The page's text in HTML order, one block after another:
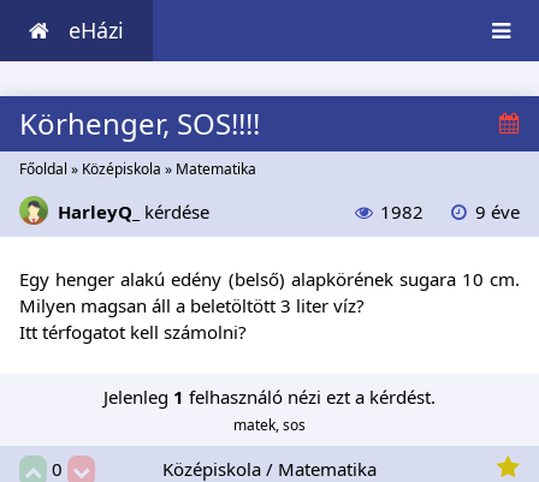
eHázi
Körhenger, SOS!!!!
Főoldal » Középiskola » Matematika
HarleyQ_ kérdése 1982 9 éve
Egy henger alakú edény (belső) alapkörének sugara 10 cm.
Milyen magsan áll a beletöltött 3 liter víz?
Itt térfogatot kell számolni?
Jelenleg 1 felhasználó nézi ezt a kérdést.
matek, sos
0 Középiskola / Matematika